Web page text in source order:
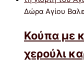
Δώρα Αγίου
Κούπα με
χερούλι